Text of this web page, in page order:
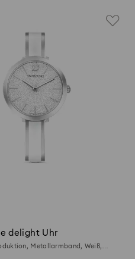
delight Uhr
Metallarmband, Weiß,